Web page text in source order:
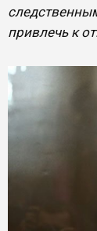
привлечь к